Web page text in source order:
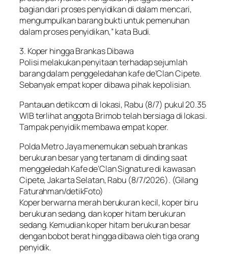
bagian dari proses penyidikan di dalam mencari,
mengumpulkan barang bukti untuk pemenuhan
dalam proses penyidikan,” kata Budi.
3. Koper hingga Brankas Dibawa
Polisi melakukan penyitaan terhadap sejumlah
barang dalam penggeledahan kafe de’Clan Cipete.
Sebanyak empat koper dibawa pihak kepolisian.
Pantauan detikcom di lokasi, Rabu (8/7) pukul 20.35
WIB terlihat anggota Brimob telah bersiaga di lokasi.
Tampak penyidik membawa empat koper.
Polda Metro Jaya menemukan sebuah brankas
berukuran besar yang tertanam di dinding saat
menggeledah Kafe de’Clan Signature di kawasan
Cipete, Jakarta Selatan, Rabu (8/7/2026). (Gilang
Faturahman/detikFoto)
Koper berwarna merah berukuran kecil, koper biru
berukuran sedang, dan koper hitam berukuran
sedang. Kemudian koper hitam berukuran besar
dengan bobot berat hingga dibawa oleh tiga orang
penyidik.